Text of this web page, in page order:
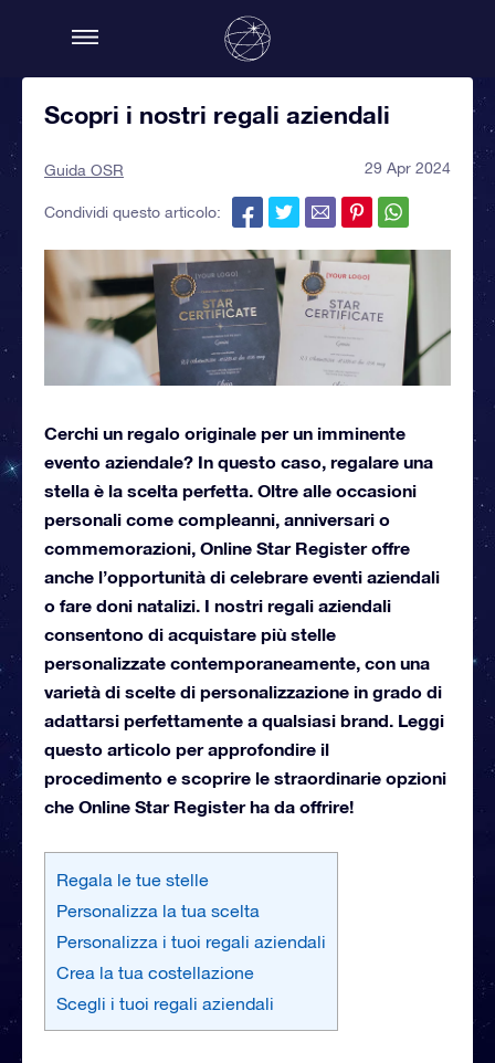
Scopri i nostri regali aziendali
Guida OSR 29 Apr 2024
Condividi questo articolo:
Cerchi un regalo originale per un imminente
evento aziendale? In questo caso, regalare una
stella è la scelta perfetta. Oltre alle occasioni
personali come compleanni, anniversari o
commemorazioni, Online Star Register offre
anche l’opportunità di celebrare eventi aziendali
o fare doni natalizi. I nostri regali aziendali
consentono di acquistare più stelle
personalizzate contemporaneamente, con una
varietà di scelte di personalizzazione in grado di
adattarsi perfettamente a qualsiasi brand. Leggi
questo articolo per approfondire il
procedimento e scoprire le straordinarie opzioni
che Online Star Register ha da offrire!
Regala le tue stelle
Personalizza la tua scelta
Personalizza i tuoi regali aziendali
Crea la tua costellazione
Scegli i tuoi regali aziendali